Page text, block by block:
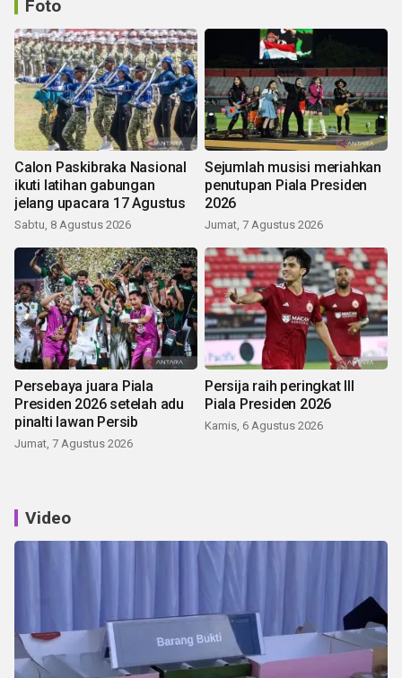
Foto
Calon Paskibraka Nasional
ikuti latihan gabungan
jelang upacara 17 Agustus
Sabtu, 8 Agustus 2026
Sejumlah musisi meriahkan
penutupan Piala Presiden
2026
Jumat, 7 Agustus 2026
Persebaya juara Piala
Presiden 2026 setelah adu
pinalti lawan Persib
Jumat, 7 Agustus 2026
Persija raih peringkat III
Piala Presiden 2026
Kamis, 6 Agustus 2026
Video